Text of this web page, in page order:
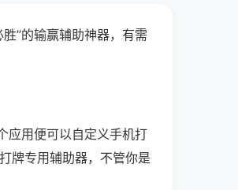
”的输赢辅助神器，有需
应用便可以自定义手机打
牌专用辅助器，不管你是